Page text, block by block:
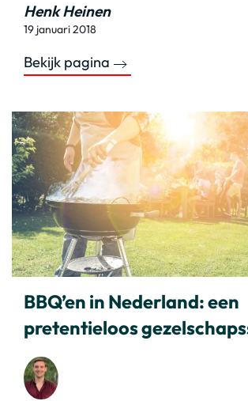
Henk Heinen
19 januari 2018
Bekijk pagina
BBQ’en in Nederland: een
pretentieloos